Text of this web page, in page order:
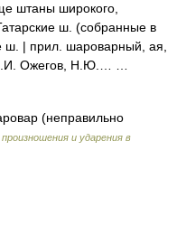
штаны широкого,
ш. (собранные в
ш. | прил. шароварный, ая,
С.И. Ожегов, Н.Ю.… …
(неправильно
и ударения в